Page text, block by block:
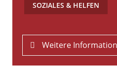
SOZIALES & HELFEN
Weitere